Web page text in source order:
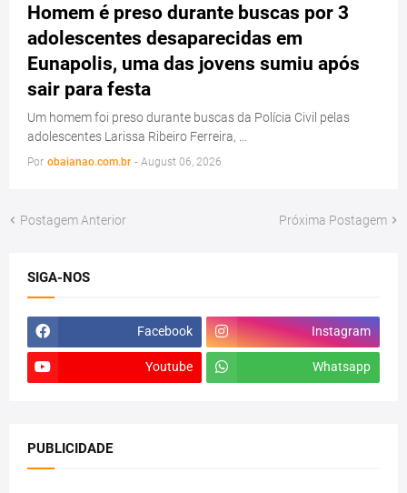
Homem é preso durante buscas por 3
adolescentes desaparecidas em
Eunapolis, uma das jovens sumiu após
sair para festa
Um homem foi preso durante buscas da Polícia Civil pelas
adolescentes Larissa Ribeiro Ferreira, …
Por obaianao.com.br - August 06, 2026
Postagem Anterior Próxima Postagem
SIGA-NOS
Facebook Instagram
Youtube Whatsapp
PUBLICIDADE